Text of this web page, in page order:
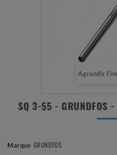
Agrandir
SQ 3-55 - GRUNDFOS
Marque GRUNDFOS